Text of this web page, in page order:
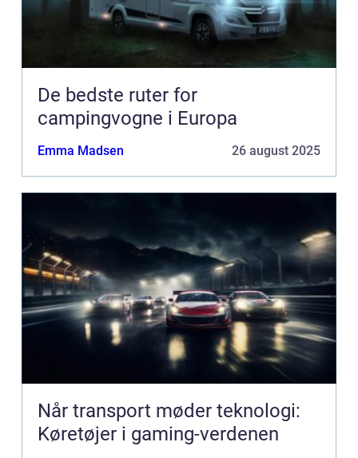
De bedste ruter for
campingvogne i Europa
Emma Madsen 26 august 2025
Når transport møder teknologi:
Køretøjer i gaming-verdenen